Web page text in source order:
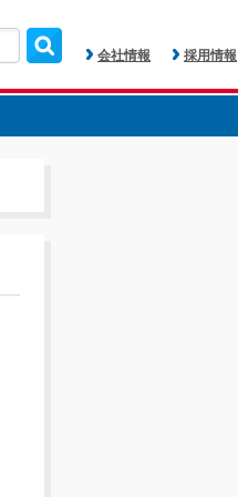
会社情報 採用情報